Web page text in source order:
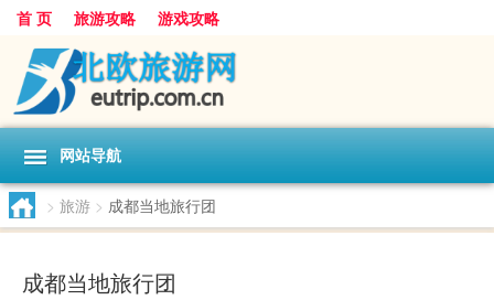
首 页 旅游攻略 游戏攻略
网站导航
> 旅游 > 成都当地旅行团
成都当地旅行团